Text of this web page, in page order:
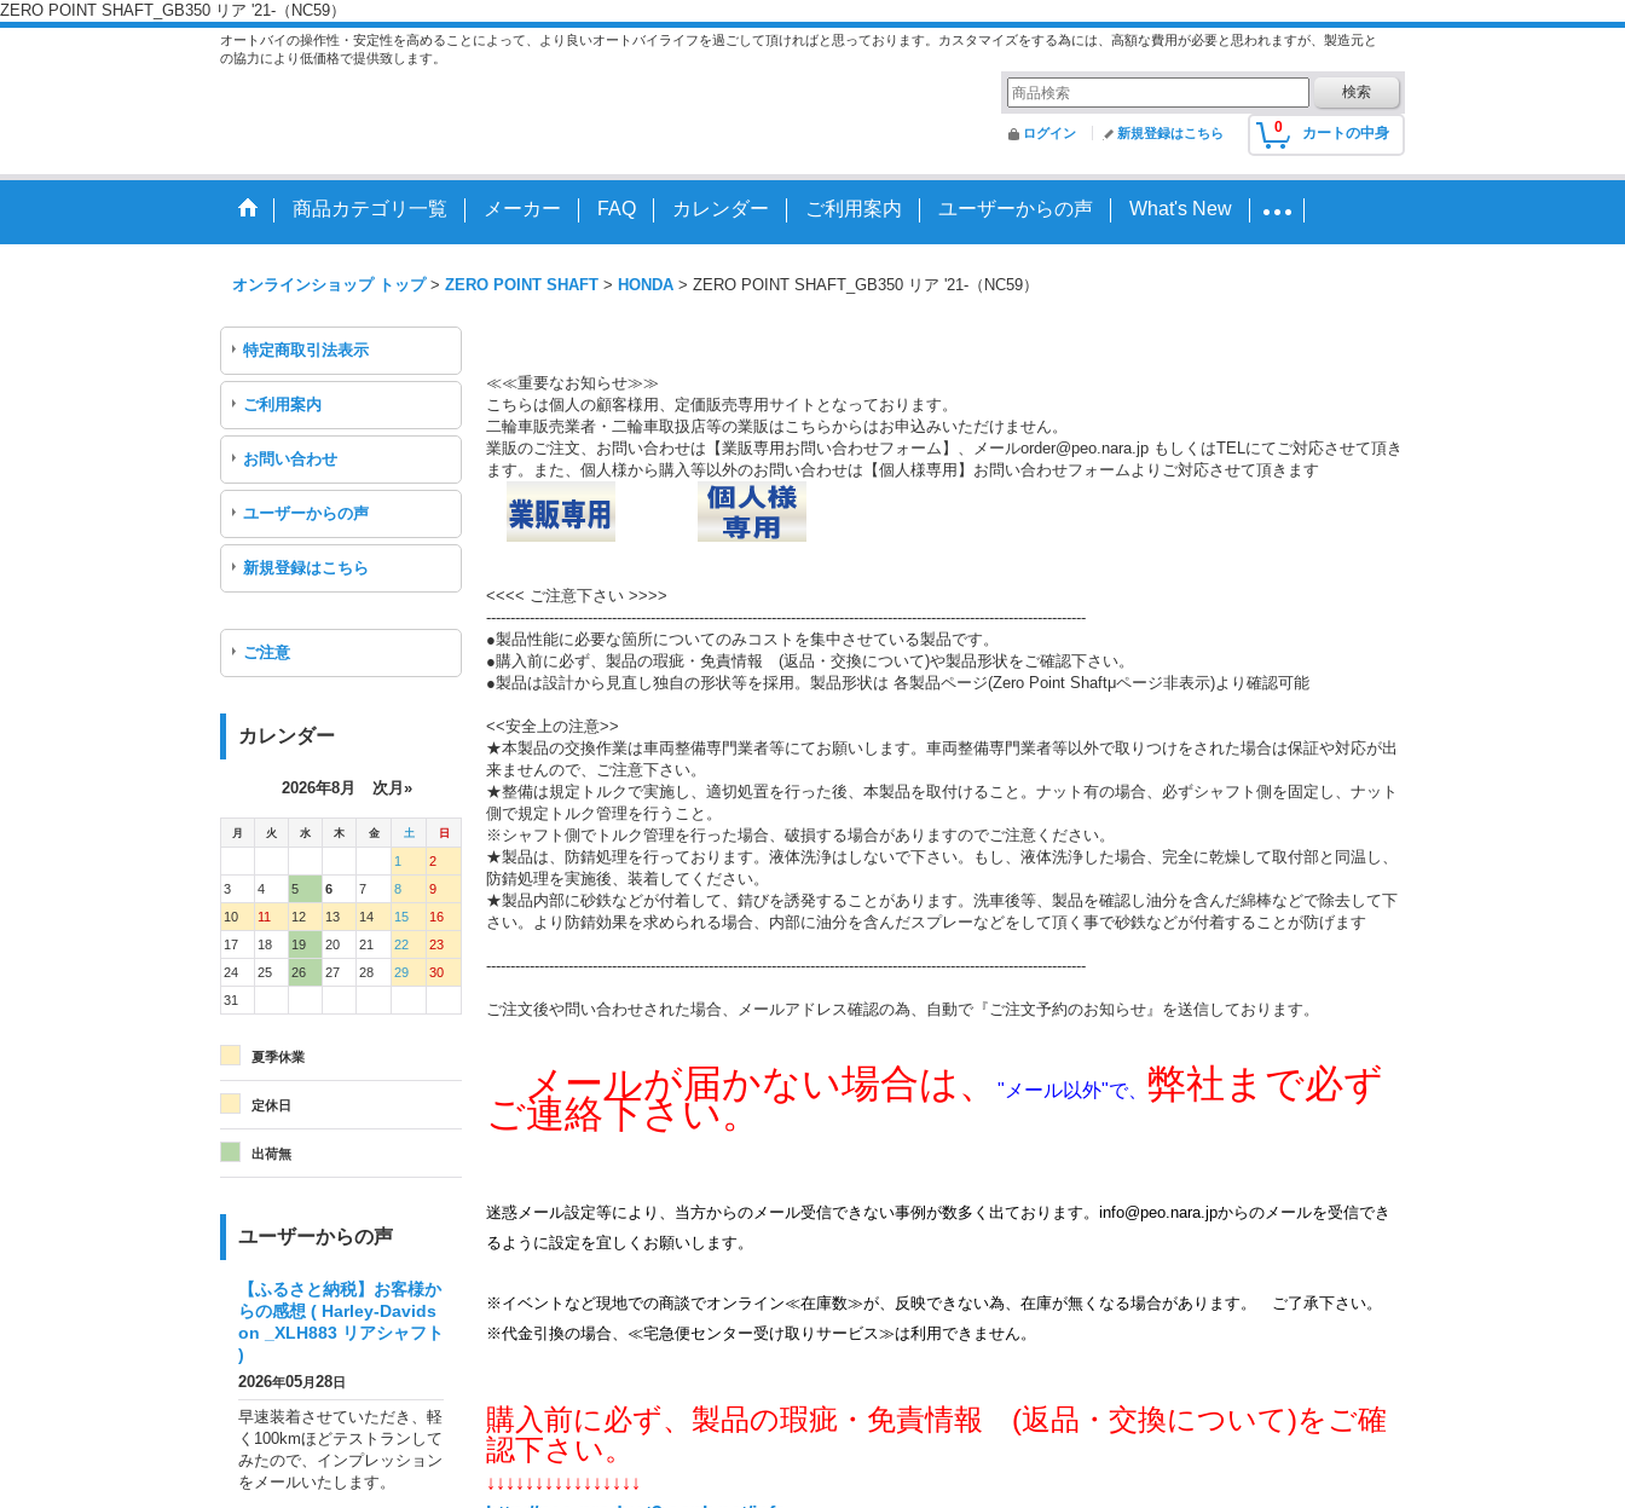
ZERO POINT SHAFT_GB350 リア '21-（NC59）
オートバイの操作性・安定性を高めることによって、より良いオートバイライフを過ごして頂ければと思っております。カスタマイズをする為には、高額な費用が必要と思われますが、製造元と
の協力により低価格で提供致します。
0 カートの中身
ログイン 新規登録はこちら
商品カテゴリ一覧 メーカー FAQ カレンダー ご利用案内 ユーザーからの声 What's New
オンラインショップ トップ > ZERO POINT SHAFT > HONDA > ZERO POINT SHAFT_GB350 リア '21-（NC59）
特定商取引法表示
ご利用案内
お問い合わせ
ユーザーからの声
新規登録はこちら
ご注意
カレンダー
2026年8月 次月»
月 火 水 木 金 土 日
1
2
3
4 5 6 7 8
9
10
11 12 13 14 15
16
17
18 19 20 21 22
23
24
25 26 27 28 29
30
31
夏季休業
定休日
出荷無
ユーザーからの声
【ふるさと納税】お客様か
らの感想 ( Harley-Davids
on _XLH883 リアシャフト
)
2026年05月28日
早速装着させていただき、軽
く100kmほどテストランして
みたので、インプレッション
をメールいたします。
≪≪重要なお知らせ≫≫
こちらは個人の顧客様用、定価販売専用サイトとなっております。
二輪車販売業者・二輪車取扱店等の業販はこちらからはお申込みいただけません。
業販のご注文、お問い合わせは【業販専用お問い合わせフォーム】、メールorder@peo.nara.jp もしくはTELにてご対応させて頂き
ます。また、個人様から購入等以外のお問い合わせは【個人様専用】お問い合わせフォームよりご対応させて頂きます
<<<< ご注意下さい >>>>
----------------------------------------------------------------------------------------------------------------------------
●製品性能に必要な箇所についてのみコストを集中させている製品です。
●購入前に必ず、製品の瑕疵・免責情報 (返品・交換について)や製品形状をご確認下さい。
●製品は設計から見直し独自の形状等を採用。製品形状は 各製品ページ(Zero Point Shaftμページ非表示)より確認可能
<<安全上の注意>>
★本製品の交換作業は車両整備専門業者等にてお願いします。車両整備専門業者等以外で取りつけをされた場合は保証や対応が出
来ませんので、ご注意下さい。
★整備は規定トルクで実施し、適切処置を行った後、本製品を取付けること。ナット有の場合、必ずシャフト側を固定し、ナット
側で規定トルク管理を行うこと。
※シャフト側でトルク管理を行った場合、破損する場合がありますのでご注意ください。
★製品は、防錆処理を行っております。液体洗浄はしないで下さい。もし、液体洗浄した場合、完全に乾燥して取付部と同温し、
防錆処理を実施後、装着してください。
★製品内部に砂鉄などが付着して、錆びを誘発することがあります。洗車後等、製品を確認し油分を含んだ綿棒などで除去して下
さい。より防錆効果を求められる場合、内部に油分を含んだスプレーなどをして頂く事で砂鉄などが付着することが防げます
----------------------------------------------------------------------------------------------------------------------------
ご注文後や問い合わせされた場合、メールアドレス確認の為、自動で『ご注文予約のお知らせ』を送信しております。
メールが届かない場合は、 "メール以外"で、 弊社まで必ず
ご連絡下さい。
迷惑メール設定等により、当方からのメール受信できない事例が数多く出ております。info@peo.nara.jpからのメールを受信でき
るように設定を宜しくお願いします。
※イベントなど現地での商談でオンライン≪在庫数≫が、反映できない為、在庫が無くなる場合があります。 ご了承下さい。
※代金引換の場合、≪宅急便センター受け取りサービス≫は利用できません。
購入前に必ず、製品の瑕疵・免責情報 (返品・交換について)をご確
認下さい。
↓↓↓↓↓↓↓↓↓↓↓↓↓↓↓↓